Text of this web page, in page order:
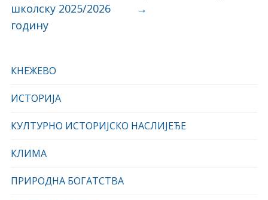
КНЕЖЕВО
ИСТОРИЈА
КУЛТУРНО ИСТОРИЈСКО НАСЛИЈЕЂЕ
КЛИМА
ПРИРОДНА БОГАТСТВА
школску 2025/2026
годину
→